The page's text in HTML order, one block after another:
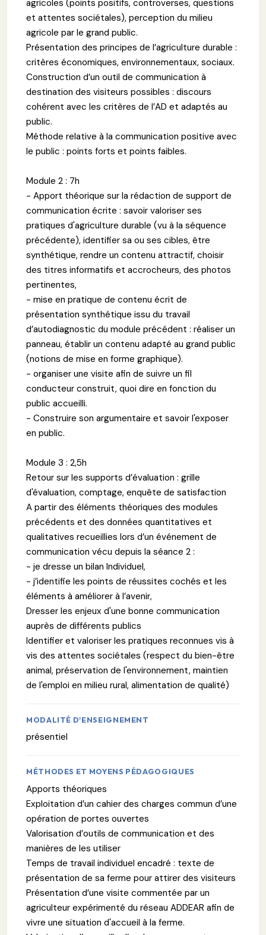
agricoles (points positifs, controverses, questions
et attentes sociétales), perception du milieu
agricole par le grand public.
Présentation des principes de l’agriculture durable :
critères économiques, environnementaux, sociaux.
Construction d’un outil de communication à
destination des visiteurs possibles : discours
cohérent avec les critères de l’AD et adaptés au
public.
Méthode relative à la communication positive avec
le public : points forts et points faibles.
Module 2 : 7h
- Apport théorique sur la rédaction de support de
communication écrite : savoir valoriser ses
pratiques d'agriculture durable (vu à la séquence
précédente), identifier sa ou ses cibles, être
synthétique, rendre un contenu attractif, choisir
des titres informatifs et accrocheurs, des photos
pertinentes,
- mise en pratique de contenu écrit de
présentation synthétique issu du travail
d’autodiagnostic du module précédent : réaliser un
panneau, établir un contenu adapté au grand public
(notions de mise en forme graphique).
- organiser une visite afin de suivre un fil
conducteur construit, quoi dire en fonction du
public accueilli.
- Construire son argumentaire et savoir l'exposer
en public.
Module 3 : 2,5h
Retour sur les supports d’évaluation : grille
d'évaluation, comptage, enquête de satisfaction
A partir des éléments théoriques des modules
précédents et des données quantitatives et
qualitatives recueillies lors d’un événement de
communication vécu depuis la séance 2 :
- je dresse un bilan Individuel,
- j’identifie les points de réussites cochés et les
éléments à améliorer à l’avenir,
Dresser les enjeux d'une bonne communication
auprès de différents publics
Identifier et valoriser les pratiques reconnues vis à
vis des attentes sociétales (respect du bien-être
animal, préservation de l'environnement, maintien
de l'emploi en milieu rural, alimentation de qualité)
MODALITÉ D'ENSEIGNEMENT
présentiel
MÉTHODES ET MOYENS PÉDAGOGIQUES
Apports théoriques
Exploitation d’un cahier des charges commun d’une
opération de portes ouvertes
Valorisation d’outils de communication et des
manières de les utiliser
Temps de travail individuel encadré : texte de
présentation de sa ferme pour attirer des visiteurs
Présentation d’une visite commentée par un
agriculteur expérimenté du réseau ADDEAR afin de
vivre une situation d'accueil à la ferme.